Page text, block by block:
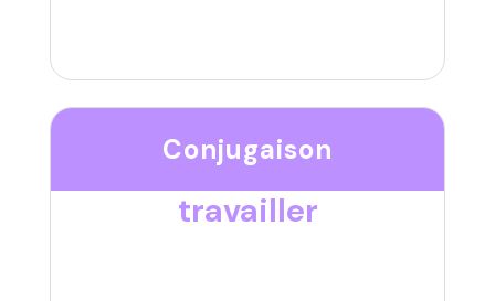
Conjugaison
travailler